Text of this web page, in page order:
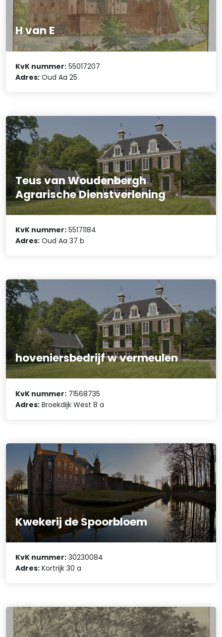
H van E
KvK nummer: 55017207
Adres: Oud Aa 25
Teus van Woudenbergh
Agrarische Dienstverlening
KvK nummer: 55171184
Adres: Oud Aa 37 b
hoveniersbedrijf w vermeulen
KvK nummer: 71568735
Adres: Broekdijk West 8 a
Kwekerij de Spoorbloem
KvK nummer: 30230084
Adres: Kortrijk 30 a